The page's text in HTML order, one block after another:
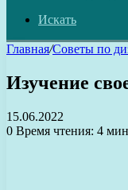
Искать
Главная/Советы по
Изучение
15.06.2022
0 Время чтения: 4